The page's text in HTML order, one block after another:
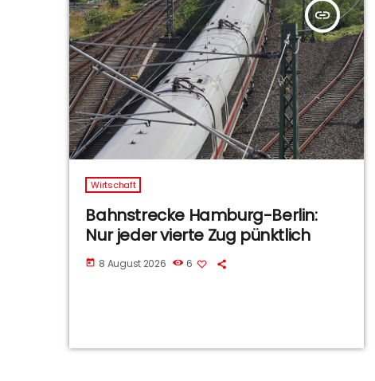
insert_link
Wirtschaft
Bahnstrecke Hamburg-Berlin:
Nur jeder vierte Zug pünktlich
today 8 August 2026 6